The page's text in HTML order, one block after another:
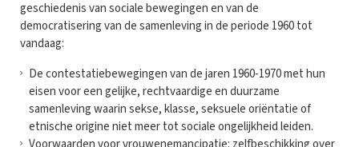
geschiedenis van sociale bewegingen en van de
democratisering van de samenleving in de periode 1960 tot
vandaag:
De contestatiebewegingen van de jaren 1960-1970 met hun
eisen voor een gelijke, rechtvaardige en duurzame
samenleving waarin sekse, klasse, seksuele oriëntatie of
etnische origine niet meer tot sociale ongelijkheid leiden.